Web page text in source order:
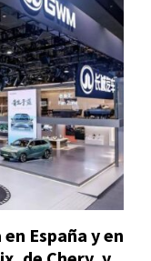
España y en